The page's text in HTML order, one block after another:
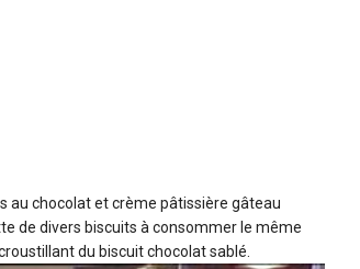
au chocolat et crème pâtissière gâteau
de divers biscuits à consommer le même
du biscuit chocolat sablé.